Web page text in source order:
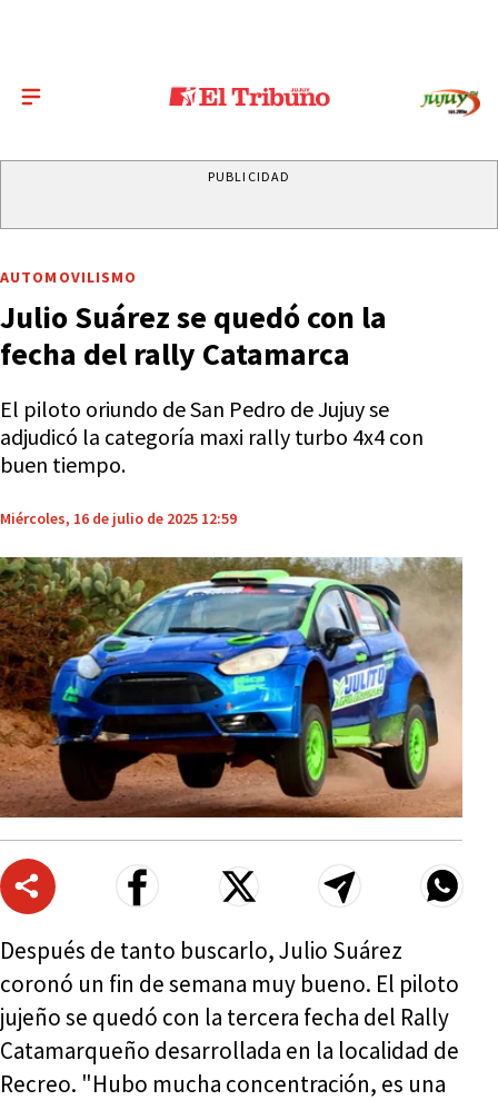
PUBLICIDAD
AUTOMOVILISMO
Julio Suárez se quedó con la
fecha del rally Catamarca
El piloto oriundo de San Pedro de Jujuy se
adjudicó la categoría maxi rally turbo 4x4 con
buen tiempo.
Miércoles, 16 de julio de 2025 12:59
Después de tanto buscarlo, Julio Suárez
coronó un fin de semana muy bueno. El piloto
jujeño se quedó con la tercera fecha del Rally
Catamarqueño desarrollada en la localidad de
Recreo. "Hubo mucha concentración, es una